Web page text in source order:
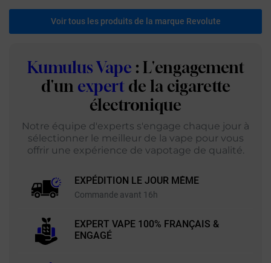
Voir tous les produits de la marque Revolute
Kumulus Vape : L'engagement
d'un expert de la cigarette
électronique
Notre équipe d'experts s'engage chaque jour à
sélectionner le meilleur de la vape pour vous
offrir une expérience de vapotage de qualité.
EXPÉDITION LE JOUR MÊME
Commande avant 16h
EXPERT VAPE 100% FRANÇAIS &
ENGAGÉ